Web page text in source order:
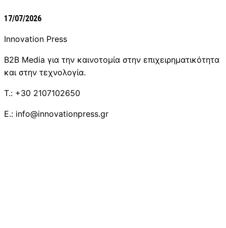
17/07/2026
Innovation Press
B2B Media για την καινοτομία στην επιχειρηματικότητα
και στην τεχνολογία.
T.: +30 2107102650
E.: info@innovationpress.gr